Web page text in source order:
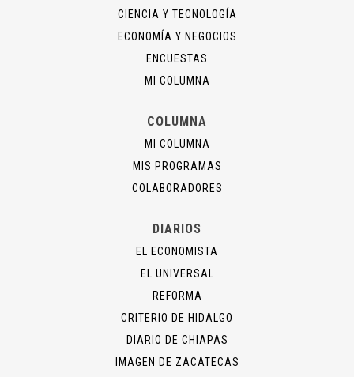
CIENCIA Y TECNOLOGÍA
ECONOMÍA Y NEGOCIOS
ENCUESTAS
MI COLUMNA
COLUMNA
MI COLUMNA
MIS PROGRAMAS
COLABORADORES
DIARIOS
EL ECONOMISTA
EL UNIVERSAL
REFORMA
CRITERIO DE HIDALGO
DIARIO DE CHIAPAS
IMAGEN DE ZACATECAS